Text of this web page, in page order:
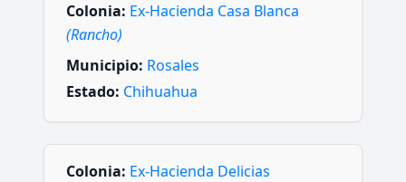
Colonia: Ex-Hacienda Casa Blanca
(Rancho)
Municipio: Rosales
Estado: Chihuahua
Colonia: Ex-Hacienda Delicias